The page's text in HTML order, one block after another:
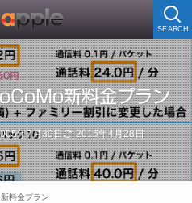
SEARCH
新料金プラン
年7月30日 2015年4月28日
料金プラン